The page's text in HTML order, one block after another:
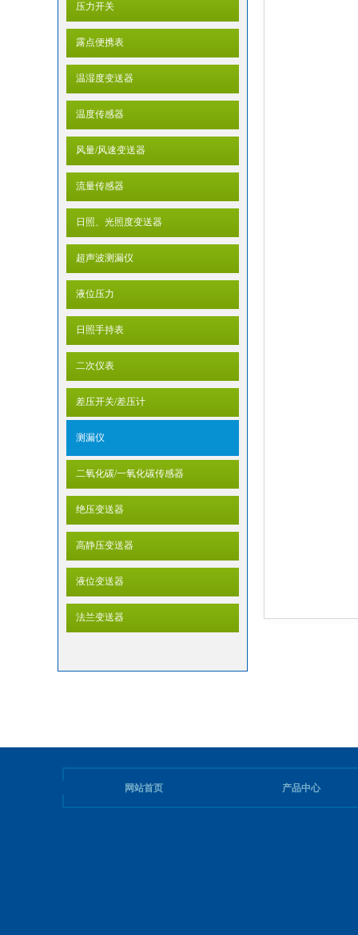
压力开关
露点便携表
温湿度变送器
温度传感器
风量/风速变送器
流量传感器
日照、光照度变送器
超声波测漏仪
液位压力
日照手持表
二次仪表
差压开关/差压计
测漏仪
二氧化碳/一氧化碳传感器
绝压变送器
高静压变送器
液位变送器
法兰变送器
网站首页 产品中心